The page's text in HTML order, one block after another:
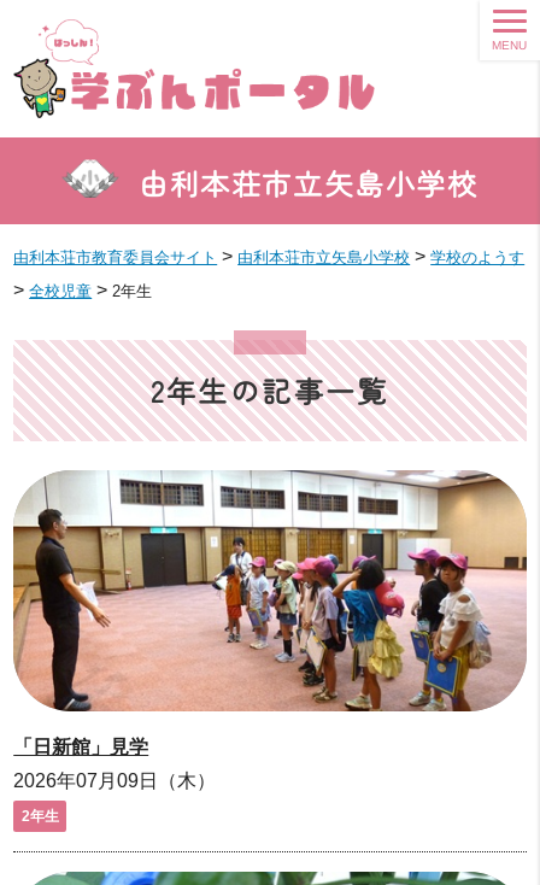
由利本荘市立矢島小学校
MENU
由利本荘市教育委員会サイト > 由利本荘市立矢島小学校 >学校のようす
>全校児童 > 2年生
2年生の記事一覧
「日新館」見学
2026年07月09日（木）
2年生